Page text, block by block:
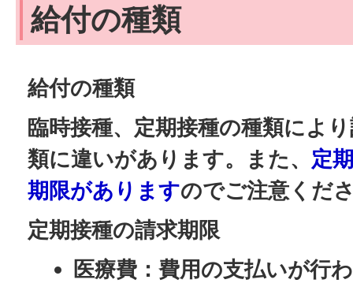
給付の種類
給付の種類
臨時接種、定期接種の種類によ
類に違いがあります。また、 定
期限がありますのでご注意くだ
定期接種の請求期限
医療費：費用の支払いが行